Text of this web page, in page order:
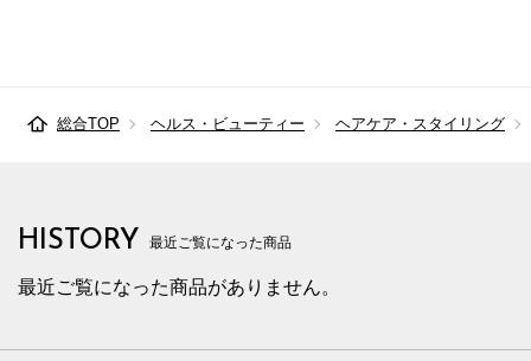
総合TOP ヘルス・ビューティー ヘアケア・スタイリング
HISTORY 最近ご覧になった商品
最近ご覧になった商品がありません。